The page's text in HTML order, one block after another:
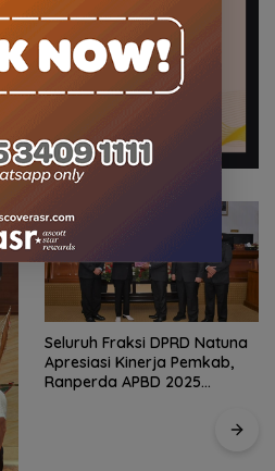
Seluruh Fraksi DPRD Natuna
Apresiasi Kinerja Pemkab,
Ranperda APBD 2025